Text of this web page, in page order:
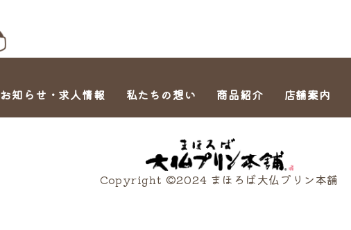
お知らせ・求人情報 私たちの想い 商品紹介 店舗案内
Copyright ©2024 まほろば大仏プリン本舗